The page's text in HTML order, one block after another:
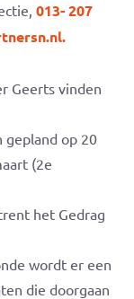
013- 207
Geerts vinden
gepland op 20
(2e
het Gedrag
wordt er een
die doorgaan